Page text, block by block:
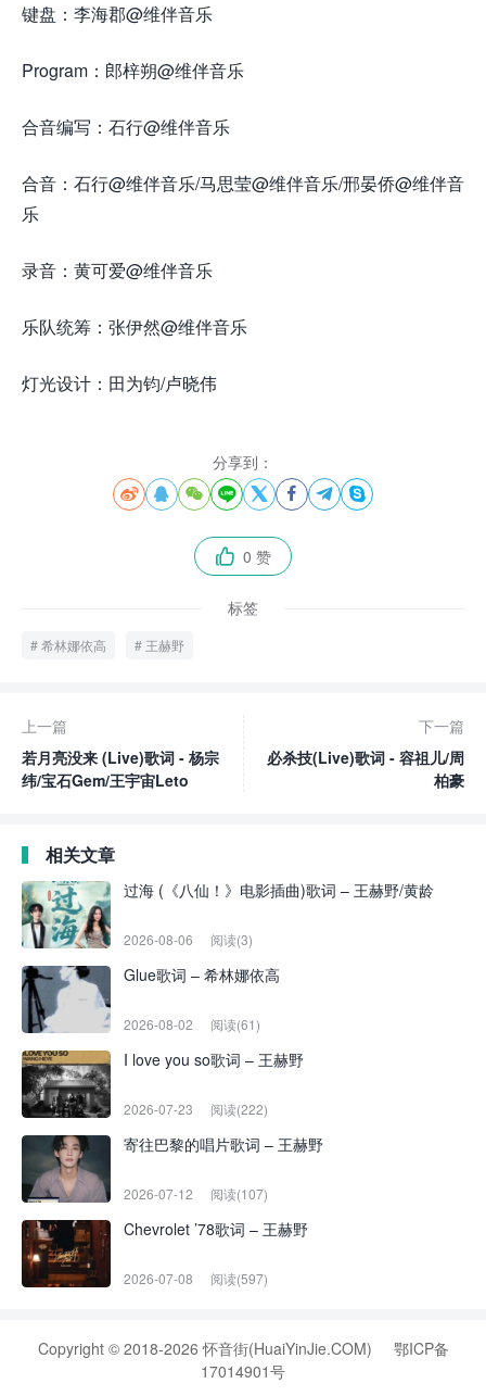
键盘：李海郡@维伴音乐
Program：郎梓朔@维伴音乐
合音编写：石行@维伴音乐
合音：石行@维伴音乐/马思莹@维伴音乐/邢晏侨@维伴音
乐
录音：黄可爱@维伴音乐
乐队统筹：张伊然@维伴音乐
灯光设计：田为钧/卢晓伟
分享到：
       
 0 赞
标签
希林娜依高 王赫野
上一篇
若月亮没来 (Live)歌词 - 杨宗
纬/宝石Gem/王宇宙Leto
下一篇
必杀技(Live)歌词 - 容祖儿/周
柏豪
相关文章
过海 (《八仙！》电影插曲)歌词 – 王赫野/黄龄
2026-08-06 阅读(3)
Glue歌词 – 希林娜依高
2026-08-02 阅读(61)
I love you so歌词 – 王赫野
2026-07-23 阅读(222)
寄往巴黎的唱片歌词 – 王赫野
2026-07-12 阅读(107)
Chevrolet ’78歌词 – 王赫野
2026-07-08 阅读(597)
Copyright © 2018-2026 怀音街(HuaiYinJie.COM)
鄂ICP备
17014901号